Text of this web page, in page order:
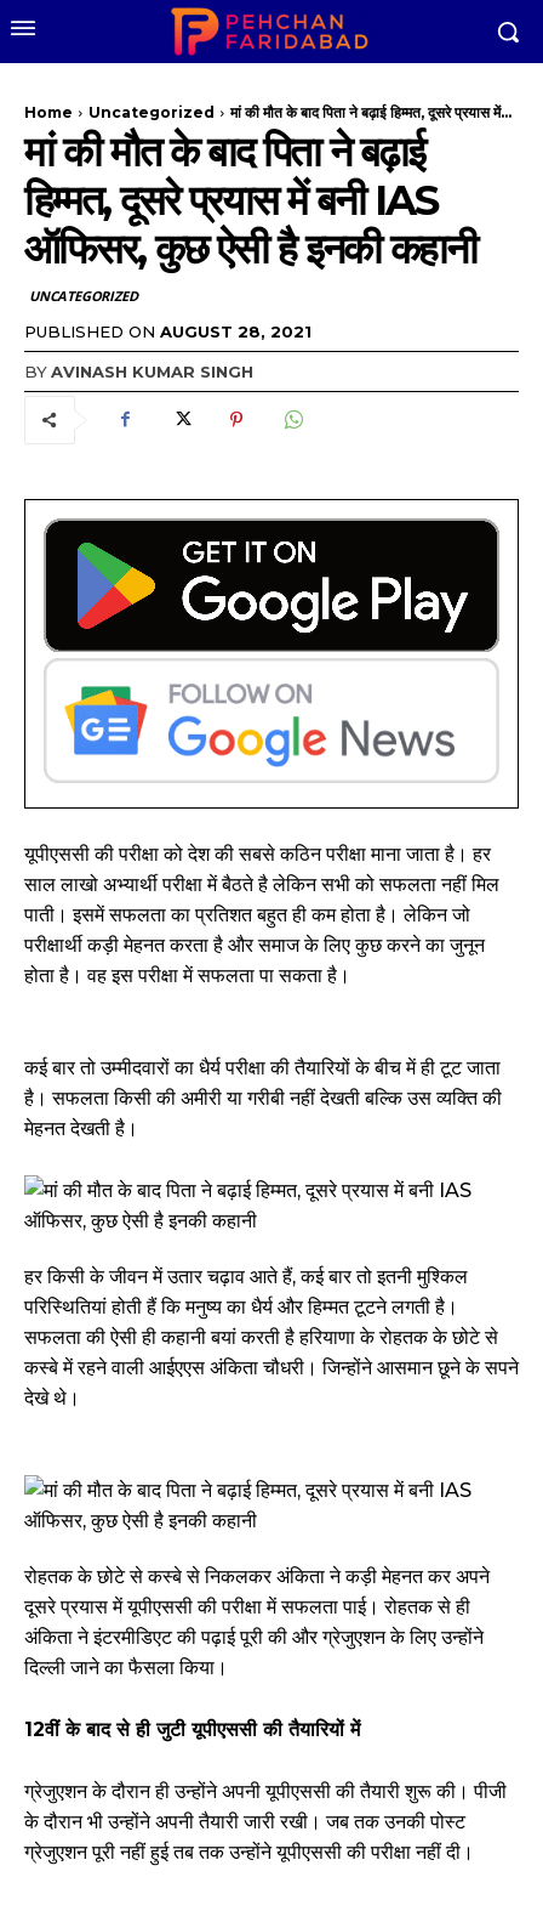
Home Uncategorized मां की मौत के बाद पिता ने बढ़ाई हिम्मत, दूसरे प्रयास में...
मां की मौत के बाद पिता ने बढ़ाई
हिम्मत, दूसरे प्रयास में बनी IAS
ऑफिसर, कुछ ऐसी है इनकी कहानी
UNCATEGORIZED
PUBLISHED ON AUGUST 28, 2021
BYAVINASH KUMAR SINGH
यूपीएससी की परीक्षा को देश की सबसे कठिन परीक्षा माना जाता है। हर
साल लाखो अभ्यार्थी परीक्षा में बैठते है लेकिन सभी को सफलता नहीं मिल
पाती। इसमें सफलता का प्रतिशत बहुत ही कम होता है। लेकिन जो
परीक्षार्थी कड़ी मेहनत करता है और समाज के लिए कुछ करने का जुनून
होता है। वह इस परीक्षा में सफलता पा सकता है।
कई बार तो उम्मीदवारों का धैर्य परीक्षा की तैयारियों के बीच में ही टूट जाता
है। सफलता किसी की अमीरी या गरीबी नहीं देखती बल्कि उस व्यक्ति की
मेहनत देखती है।
हर किसी के जीवन में उतार चढ़ाव आते हैं, कई बार तो इतनी मुश्किल
परिस्थितियां होती हैं कि मनुष्य का धैर्य और हिम्मत टूटने लगती है।
सफलता की ऐसी ही कहानी बयां करती है हरियाणा के रोहतक के छोटे से
कस्बे में रहने वाली आईएएस अंकिता चौधरी। जिन्होंने आसमान छूने के सपने
देखे थे।
रोहतक के छोटे से कस्बे से निकलकर अंकिता ने कड़ी मेहनत कर अपने
दूसरे प्रयास में यूपीएससी की परीक्षा में सफलता पाई। रोहतक से ही
अंकिता ने इंटरमीडिएट की पढ़ाई पूरी की और ग्रेजुएशन के लिए उन्होंने
दिल्ली जाने का फैसला किया।
12वीं के बाद से ही जुटी यूपीएससी की तैयारियों में
ग्रेजुएशन के दौरान ही उन्होंने अपनी यूपीएससी की तैयारी शुरू की। पीजी
के दौरान भी उन्होंने अपनी तैयारी जारी रखी। जब तक उनकी पोस्ट
ग्रेजुएशन पूरी नहीं हुई तब तक उन्होंने यूपीएससी की परीक्षा नहीं दी।